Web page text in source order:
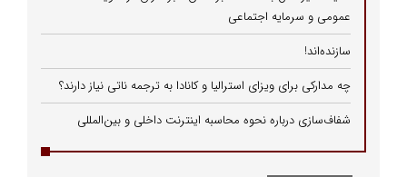
عمومی و سرمایه اجتماعی
سازنده‌اند!
چه مدارکی برای ویزای استرالیا و کانادا به ترجمه ناتی نیاز دارند؟
شفاف‌سازی درباره نحوه محاسبه اینترنت داخلی و بین‌المللی